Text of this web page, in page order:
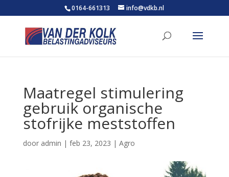
0164-661313 info@vdkb.nl
Maatregel stimulering
gebruik organische
stofrijke meststoffen
door admin | feb 23, 2023 | Agro